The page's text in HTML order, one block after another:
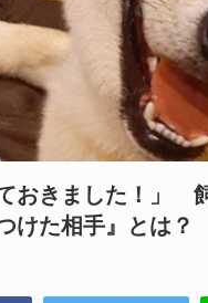
ておきました！」
けた相手』とは？